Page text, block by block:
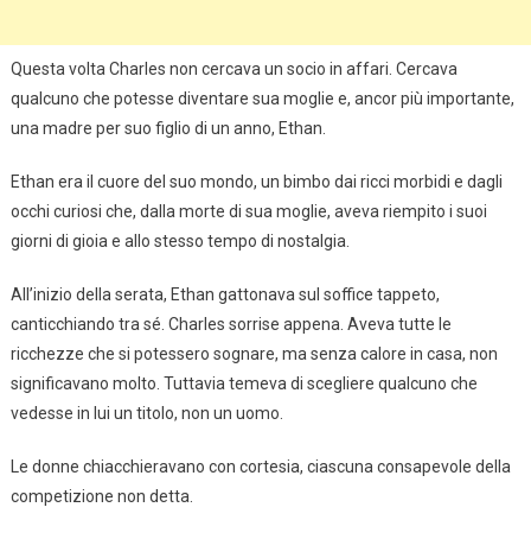
Questa volta Charles non cercava un socio in affari. Cercava
qualcuno che potesse diventare sua moglie e, ancor più importante,
una madre per suo figlio di un anno, Ethan.
Ethan era il cuore del suo mondo, un bimbo dai ricci morbidi e dagli
occhi curiosi che, dalla morte di sua moglie, aveva riempito i suoi
giorni di gioia e allo stesso tempo di nostalgia.
All’inizio della serata, Ethan gattonava sul soffice tappeto,
canticchiando tra sé. Charles sorrise appena. Aveva tutte le
ricchezze che si potessero sognare, ma senza calore in casa, non
significavano molto. Tuttavia temeva di scegliere qualcuno che
vedesse in lui un titolo, non un uomo.
Le donne chiacchieravano con cortesia, ciascuna consapevole della
competizione non detta.